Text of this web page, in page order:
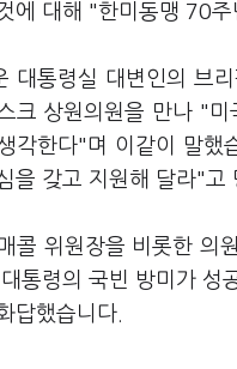
에 대해 "한미동맹 70
대통령실 대변인의 브
크 상원의원을 만나 "
각한다"며 이같이 말했
을 갖고 지원해 달라"고
콜 위원장을 비롯한 의
통령의 국빈 방미가 성
답했습니다.